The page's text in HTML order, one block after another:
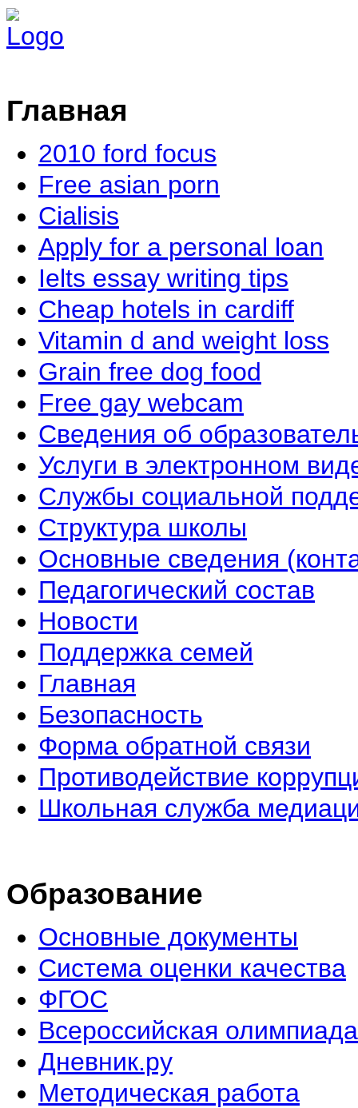
Главная
2010 ford focus
Free asian porn
Cialisis
Apply for a personal loan
Ielts essay writing tips
Cheap hotels in cardiff
Vitamin d and weight loss
Grain free dog food
Free gay webcam
Сведения об
Услуги в электронном
Службы социальной
Структура школы
Основные сведения
Педагогический состав
Новости
Поддержка семей
Главная
Безопасность
Форма обратной связи
Противодействие
Школьная служба
Образование
Основные документы
Система оценки качества
ФГОС
Всероссийская
Дневник.ру
Методическая работа